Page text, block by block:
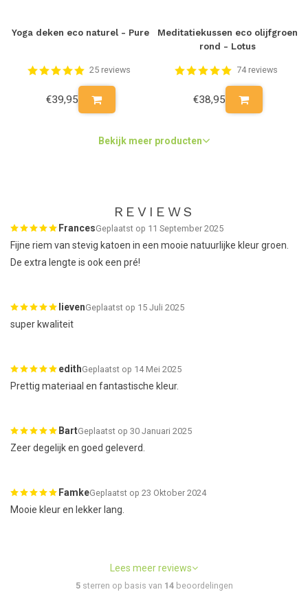
Yoga deken eco naturel - Pure
25 reviews
€39,95
Meditatiekussen eco olijfgroen
rond - Lotus
74 reviews
€38,95
Bekijk meer producten
REVIEWS
FrancesGeplaatst op 11 September 2025
Fijne riem van stevig katoen in een mooie natuurlijke kleur groen.
De extra lengte is ook een pré!
lievenGeplaatst op 15 Juli 2025
super kwaliteit
edithGeplaatst op 14 Mei 2025
Prettig materiaal en fantastische kleur.
BartGeplaatst op 30 Januari 2025
Zeer degelijk en goed geleverd.
FamkeGeplaatst op 23 Oktober 2024
Mooie kleur en lekker lang.
Lees meer reviews
5sterren op basis van 14beoordelingen